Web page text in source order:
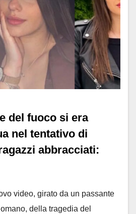
del fuoco si era
nel tentativo di
abbracciati:
video, girato da un passante
della tragedia del